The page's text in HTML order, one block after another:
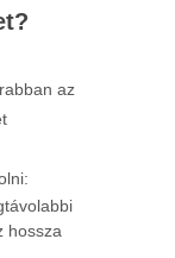
az
hossza